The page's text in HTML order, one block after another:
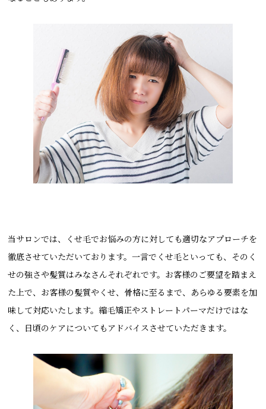
当サロンでは、くせ毛でお悩みの方に対しても適切なアプローチを
徹底させていただいております。一言でくせ毛といっても、そのく
せの強さや髪質はみなさんそれぞれです。お客様のご要望を踏まえ
た上で、お客様の髪質やくせ、骨格に至るまで、あらゆる要素を加
味して対応いたします。縮毛矯正やストレートパーマだけではな
く、日頃のケアについてもアドバイスさせていただきます。